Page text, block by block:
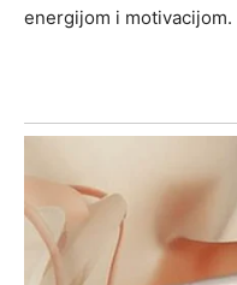
energijom i motivacijom.